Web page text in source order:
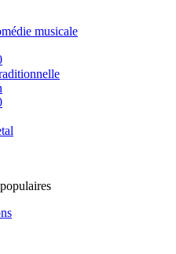
musicale